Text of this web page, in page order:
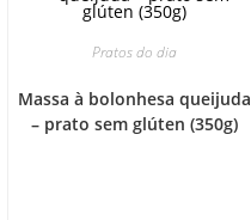
Pratos do dia
Massa à bolonhesa queijuda
– prato sem glúten (350g)